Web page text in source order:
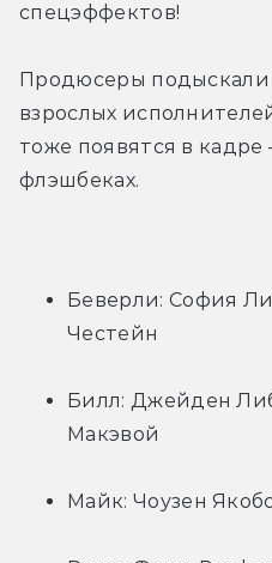
спецэффектов!
Продюсеры подыскали
взрослых
тоже появятся в кадре
флэшбеках.
Беверли: София
Честейн
Билл: Джейден
Макэвой
Майк: Чоузен